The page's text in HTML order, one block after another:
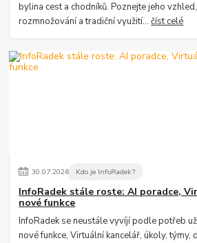
bylina cest a chodníků. Poznejte jeho
rozmnožování a tradiční využití...číst celé
30.07.2026 Kdo je InfoRadek?
InfoRadek stále roste: AI poradce,
nové funkce
InfoRadek se neustále vyvíjí podle potřeb
nové funkce, Virtuální kancelář, úkoly, týmy,